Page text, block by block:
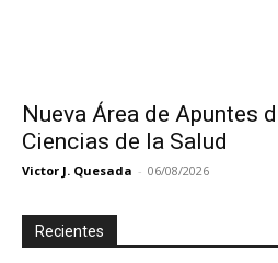
Nueva Área de Apuntes
Ciencias de la Salud
Victor J. Quesada - 06/08/2026
Recientes